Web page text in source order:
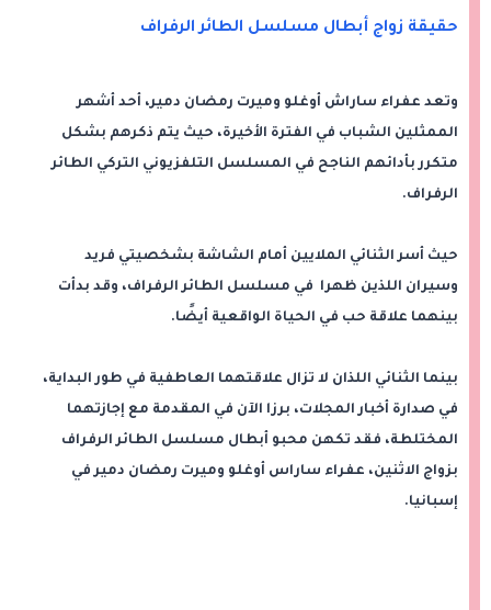
حقيقة زواج أبطال مسلسل الطائر الرفراف
وتعد عفراء ساراش أوغلو وميرت رمضان دمير، أحد أشهر
الممثلين الشباب في الفترة الأخيرة، حيث يتم ذكرهم بشكل
متكرر بأدائهم الناجح في المسلسل التلفزيوني التركي الطائر
الرفراف.
حيث أسر الثنائي الملايين أمام الشاشة بشخصيتي فريد
وسيران اللذين ظهرا في مسلسل الطائر الرفراف، وقد بدأت
بينهما علاقة حب في الحياة الواقعية أيضًا.
بينما الثنائي اللذان لا تزال علاقتهما العاطفية في طور البداية،
في صدارة أخبار المجلات، برزا الآن في المقدمة مع إجازتهما
المختلطة، فقد تكهن محبو أبطال مسلسل الطائر الرفراف
بزواج الاثنين، عفراء ساراس أوغلو وميرت رمضان دمير في
إسبانيا.